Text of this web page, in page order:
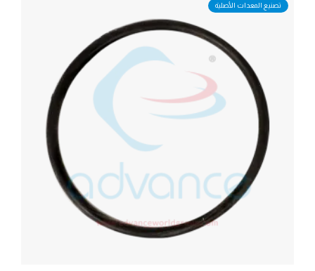
تصنيع المعدات الأصلية